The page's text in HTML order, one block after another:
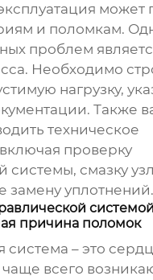
может
и поломкам.
проблем
Необходимо
нагрузку,
Также
техническое
проверку
системы, смазку
замену уплотнений.
причина поломок
система – это
всего